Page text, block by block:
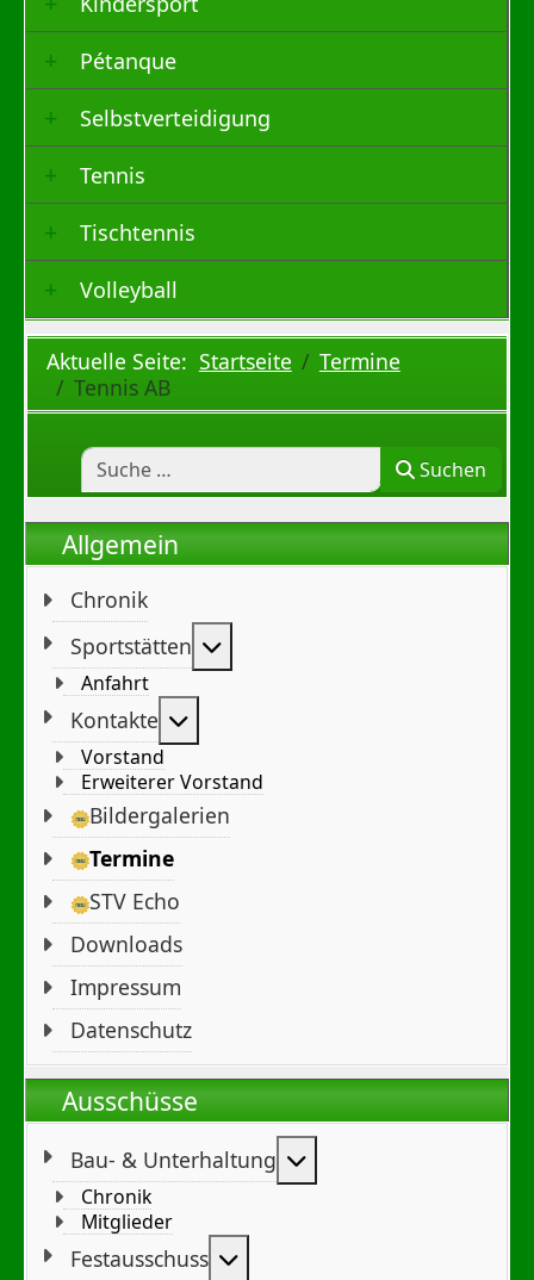
Pétanque
Selbstverteidigung
Tennis
Tischtennis
Volleyball
Aktuelle Seite: Startseite
Termine
Tennis AB
Suchen
Allgemein
Chronik
Sportstätten
Anfahrt
Kontakte
Vorstand
Erweiterer Vorstand
Bildergalerien
Termine
STV Echo
Downloads
Impressum
Datenschutz
Ausschüsse
Bau- & Unterhaltung
Chronik
Mitglieder
Festausschuss